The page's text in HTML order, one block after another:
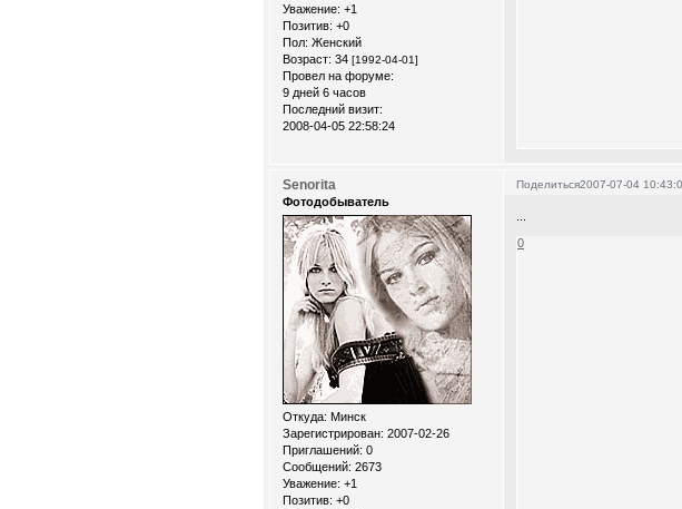
Уважение: +1
Позитив: +0
Пол: Женский
Возраст: 34 [1992-04-01]
Провел на форуме:
9 дней 6 часов
Последний визит:
2008-04-05 22:58:24
Поделиться2007-07-04
Senorita
Фотодобыватель
Откуда: Минск
Зарегистрирован: 2007-02-26
Приглашений: 0
Сообщений: 2673
Уважение: +1
Позитив: +0
0